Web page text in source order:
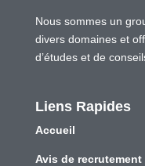
Nous sommes un
divers domaines et
d’études et de
Liens Rapides
Accueil
Avis de recrutement